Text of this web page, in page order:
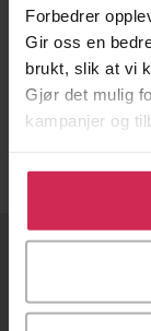
Forbedrer
Gir oss en
brukt, slik at vi
Gjør det mulig
kampanjer og
Klikk på
bruke cookies
tilpasse ditt
179,-
Høylyse
Arild
EBOK
Om Ebok.no